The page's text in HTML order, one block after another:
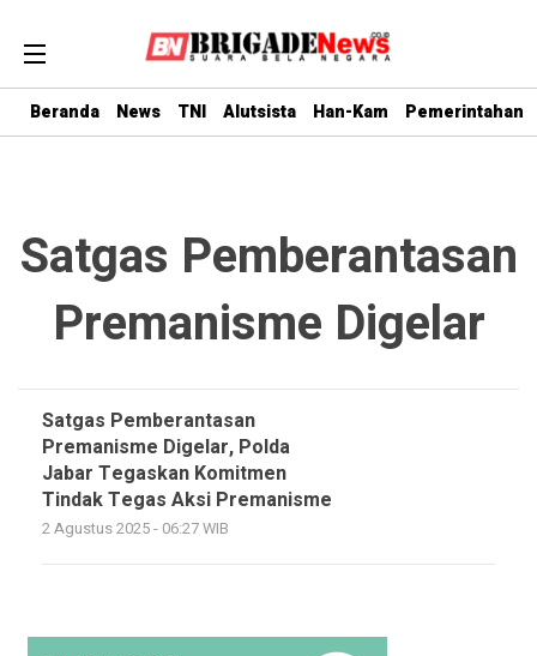
Beranda News TNI Alutsista Han-Kam Pemerintahan
Satgas Pemberantasan
Premanisme Digelar
Satgas Pemberantasan
Premanisme Digelar, Polda
Jabar Tegaskan Komitmen
Tindak Tegas Aksi Premanisme
2 Agustus 2025 - 06:27 WIB